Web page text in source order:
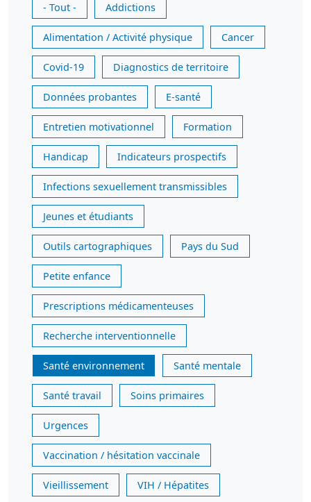
- Tout -
Addictions
Alimentation / Activité physique Cancer
Covid-19 Diagnostics de territoire
Données probantes E-santé
Entretien motivationnel Formation
Handicap Indicateurs prospectifs
Infections sexuellement transmissibles
Jeunes et étudiants
Outils cartographiques Pays du Sud
Petite enfance
Prescriptions médicamenteuses
Recherche interventionnelle
Santé environnement Santé mentale
Santé travail Soins primaires
Urgences
Vaccination / hésitation vaccinale
Vieillissement VIH / Hépatites